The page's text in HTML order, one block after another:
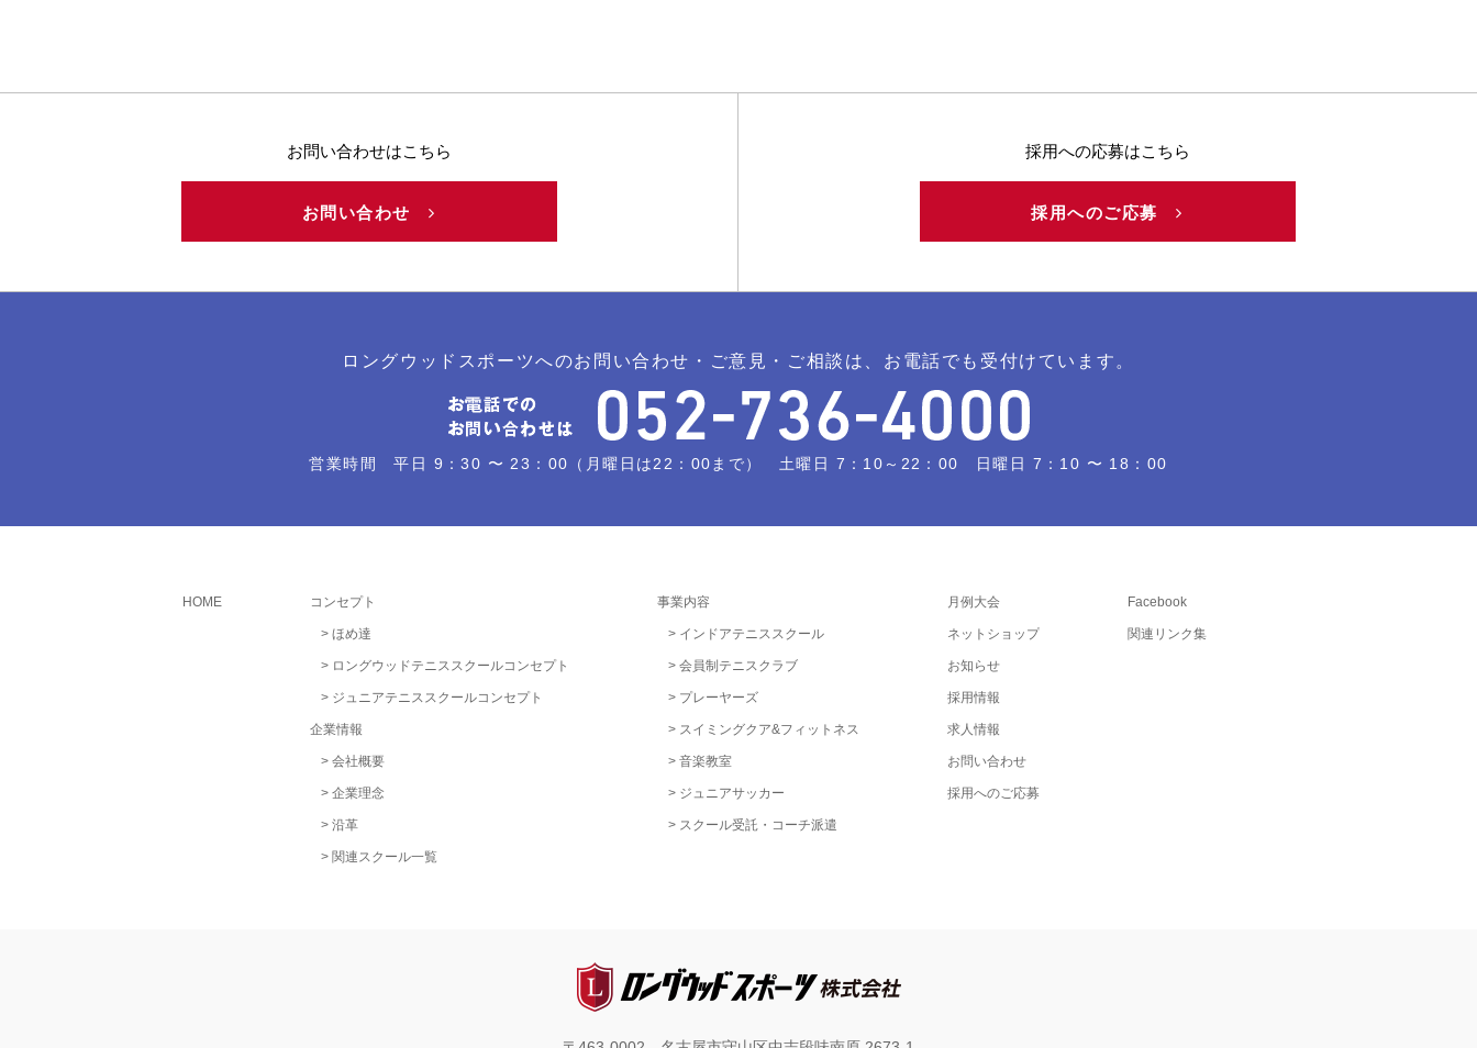
お問い合わせはこちら
お問い合わせ
採用への応募はこちら
採用へのご応募
ロングウッドスポーツへのお問い合わせ・ご意見・ご相談は、お電話でも受付けています。
営業時間 平日 9：30 〜 23：00（月曜日は22：00まで） 土曜日 7：10～22：00 日曜日 7：10 〜 18：00
HOME コンセプト
ほめ達
ロングウッドテニススクールコンセプト
ジュニアテニススクールコンセプト
企業情報
会社概要
企業理念
沿革
関連スクール一覧
事業内容
インドアテニススクール
会員制テニスクラブ
プレーヤーズ
スイミングクア&フィットネス
音楽教室
ジュニアサッカー
スクール受託・コーチ派遣
月例大会
ネットショップ
お知らせ
採用情報
求人情報
お問い合わせ
採用へのご応募
Facebook
関連リンク集